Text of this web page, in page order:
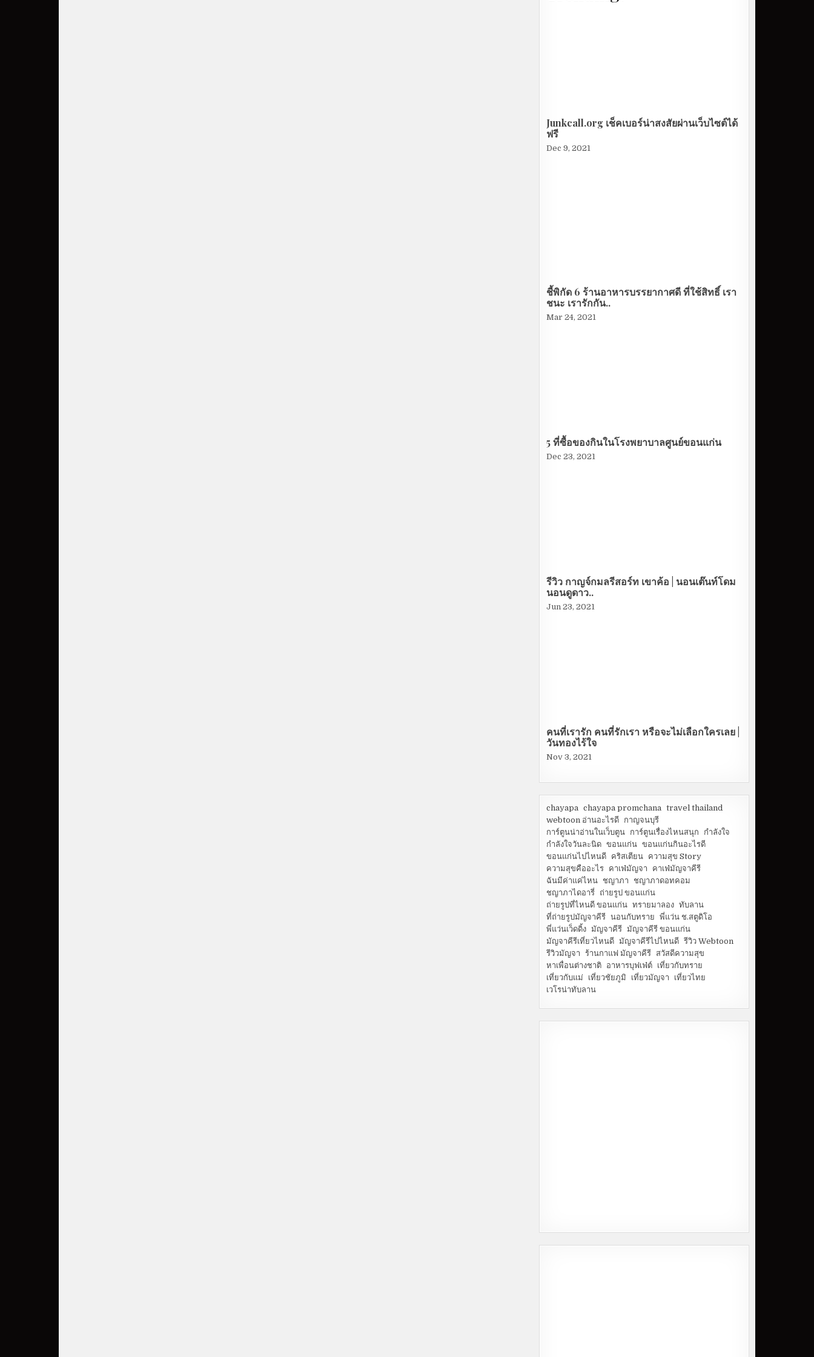
Junkcall.org เช็คเบอร์น่าสงสัยผ่านเว็บไซต์ได้
ฟรี
Dec 9, 2021
ชี้พิกัด 6 ร้านอาหารบรรยากาศดี ที่ใช้สิทธิ์ เรา
ชนะ เรารักกัน..
Mar 24, 2021
5 ที่ซื้อของกินในโรงพยาบาลศูนย์ขอนแก่น
Dec 23, 2021
รีวิว กาญจ์กมลรีสอร์ท เขาค้อ | นอนเต๊นท์โดม
นอนดูดาว..
Jun 23, 2021
คนที่เรารัก คนที่รักเรา หรือจะไม่เลือกใครเลย |
วันทองไร้ใจ
Nov 3, 2021
chayapa chayapa promchana travel thailand
webtoon อ่านอะไรดี
กาญจนบุรี
การ์ตูนน่าอ่านในเว็บตูน
การ์ตูนเรื่องไหนสนุก
กำลังใจ
กำลังใจวันละนิด ขอนแก่น ขอนแก่นกินอะไรดี
ขอนแก่นไปไหนดี
คริสเตียน
ความสุข Story
ความสุขคืออะไร
คาเฟ่มัญจา
คาเฟ่มัญจาคีรี
ฉันมีค่าแค่ไหน
ชญาภา
ชญาภาดอทคอม
ชญาภาไดอารี่
ถ่ายรูป ขอนแก่น
ถ่ายรูปที่ไหนดี ขอนแก่น ทรายมาลอง ทับลาน
ที่ถ่ายรูปมัญจาคีรี นอนกับทราย พี่แว่น ช.สตูดิโอ
พี่แว่นเว็ดดิ้ง มัญจาคีรี มัญจาคีรี ขอนแก่น
มัญจาคีรีเที่ยวไหนดี มัญจาคีรีไปไหนดี รีวิว Webtoon
รีวิวมัญจา ร้านกาแฟ มัญจาคีรี
สวัสดีความสุข
หาเพื่อนต่างชาติ
อาหารบุฟเฟ่ต์
เที่ยวกับทราย
เที่ยวกับแม่
เที่ยวชัยภูมิ เที่ยวมัญจา
เที่ยวไทย
เวโรน่าทับลาน